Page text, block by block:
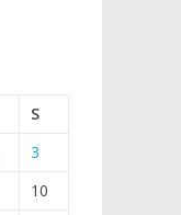
S
3
10